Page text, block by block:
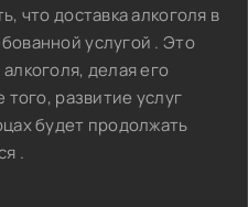
что доставка алкоголя в
услугой . Это
делая его
развитие услуг
будет продолжать
.